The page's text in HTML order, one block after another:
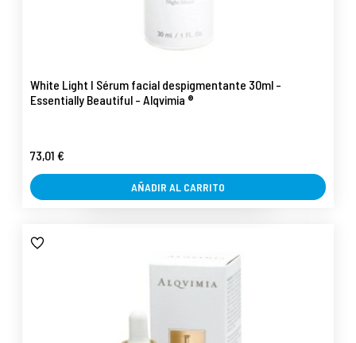
White Light I Sérum facial despigmentante 30ml -
Essentially Beautiful - Alqvimia ®
73,01 €
AÑADIR AL CARRITO